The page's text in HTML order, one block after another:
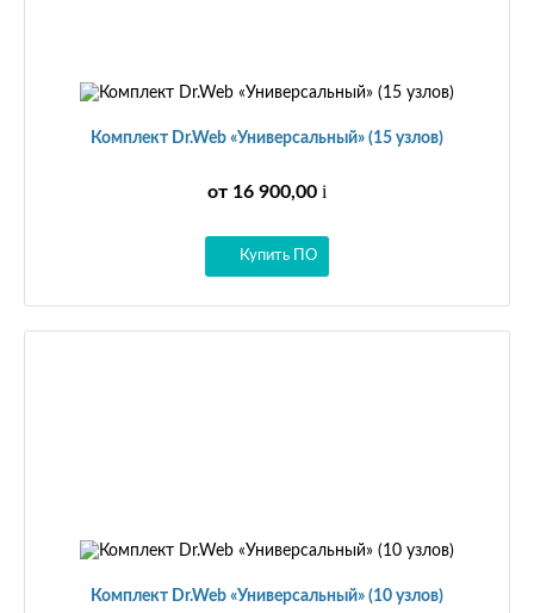
Комплект Dr.Web «Универсальный» (15 узлов)
от 16 900,00 i
Купить ПО
Комплект Dr.Web «Универсальный» (10 узлов)